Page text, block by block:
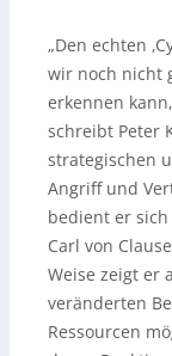
„Den echten
wir noch nicht
erkennen
schreibt Peter
strategischen
Angriff und
bedient er
Carl von
Weise zeigt er
veränderten
Ressourcen